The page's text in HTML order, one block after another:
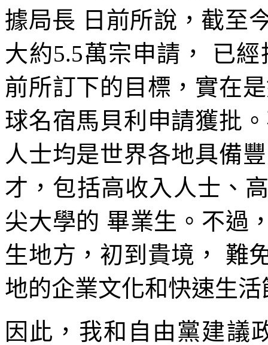
據局長 日前所說，截至
大約5.5萬宗申請， 已
前所訂下的目標，實在
球名宿馬貝利申請獲批
人士均是世界各地具備
才，包括高收入人士、
尖大學的 畢業生。不過
生地方，初到貴境， 難
地的企業文化和快速生活
因此，我和自由黨建議